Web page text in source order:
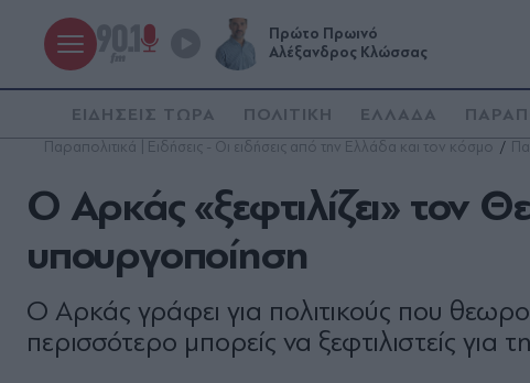
Πρώτο Πρωινό
Αλέξανδρος Κλώσσας
ΕΙΔΗΣΕΙΣ ΤΩΡΑ ΠΟΛΙΤΙΚΗ ΕΛΛΑΔΑ
Παραπολιτικά | Ειδήσεις - Οι ειδήσεις από την Ελλάδα και τον κόσμο
Ο Αρκάς «ξεφτιλίζει» τον
υπουργοποίηση
Ο Αρκάς γράφει για πολιτικούς που
περισσότερο μπορείς να ξεφτιλιστείς για